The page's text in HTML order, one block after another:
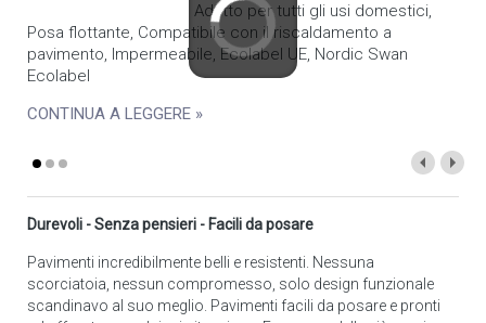
Adatto per tutti gli usi domestici,
Posa flottante, Compatibile con il riscaldamento a
pavimento, Impermeabile, Ecolabel UE, Nordic Swan
Ecolabel
CONTINUA A LEGGERE »
Durevoli - Senza pensieri - Facili da posare
Pavimenti incredibilmente belli e resistenti. Nessuna
scorciatoia, nessun compromesso, solo design funzionale
scandinavo al suo meglio. Pavimenti facili da posare e pronti